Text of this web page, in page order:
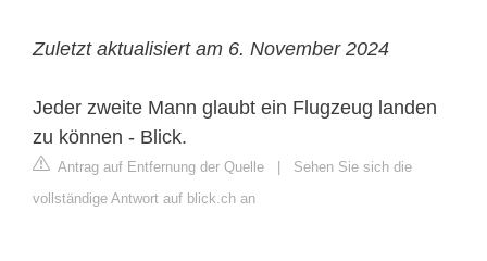
Zuletzt aktualisiert am 6. November 2024
Jeder zweite Mann glaubt ein Flugzeug landen
zu können - Blick.
Antrag auf Entfernung der Quelle
Sehen Sie sich die
vollständige Antwort auf blick.ch an